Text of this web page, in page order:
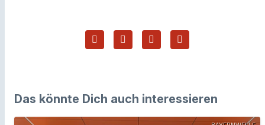
Das könnte Dich auch interessieren